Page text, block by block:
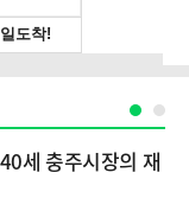
세 충주시장의 재